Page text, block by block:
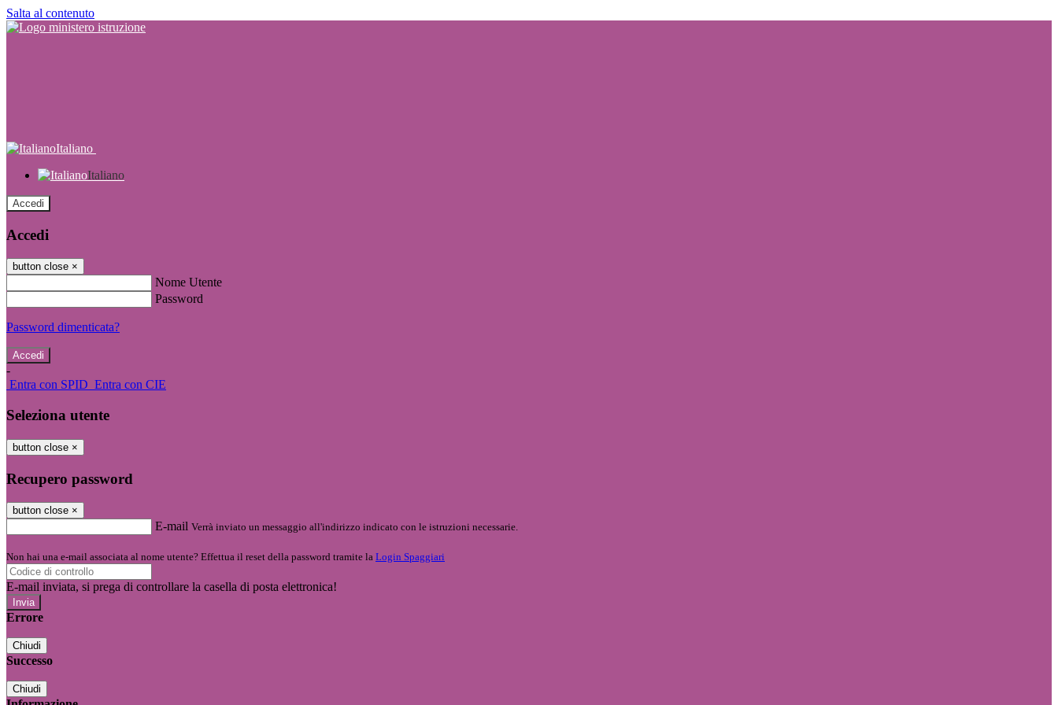
Salta al contenuto
Italiano
Italiano
Accedi
Accedi
button close ×
Nome Utente
Password
Password dimenticata?
-
Entra con SPID Entra con CIE
Seleziona utente
button close ×
Recupero password
button close ×
E-mail Verrà inviato un messaggio all'indirizzo indicato con le istruzioni necessarie.
Non hai una e-mail associata al nome utente? Effettua il reset della password tramite la Login Spaggiari
E-mail inviata, si prega di controllare la casella di posta elettronica!
Errore
Chiudi
Successo
Chiudi